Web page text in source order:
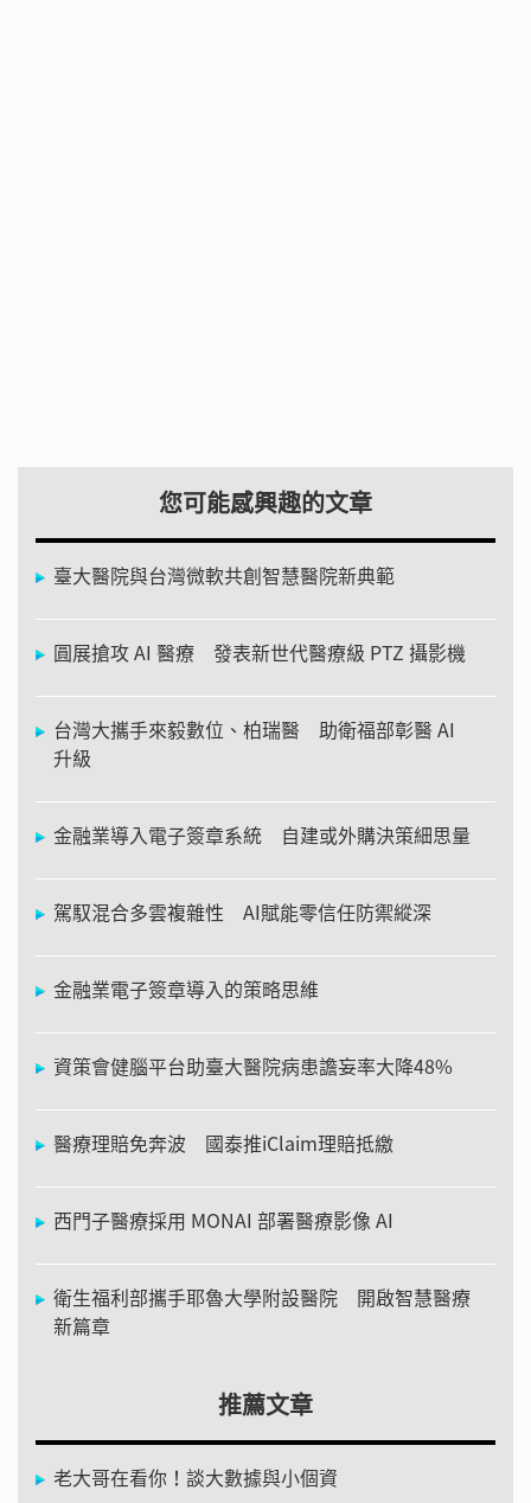
您可能感興趣的文章
臺大醫院與台灣微軟共創智慧醫院新典範
圓展搶攻 AI 醫療 發表新世代醫療級 PTZ 攝影機
台灣大攜手來毅數位、柏瑞醫 助衛福部彰醫 AI
升級
金融業導入電子簽章系統 自建或外購決策細思量
駕馭混合多雲複雜性 AI賦能零信任防禦縱深
金融業電子簽章導入的策略思維
資策會健腦平台助臺大醫院病患譫妄率大降48%
醫療理賠免奔波 國泰推iClaim理賠抵繳
西門子醫療採用 MONAI 部署醫療影像 AI
衛生福利部攜手耶魯大學附設醫院 開啟智慧醫療
新篇章
推薦文章
老大哥在看你！談大數據與小個資